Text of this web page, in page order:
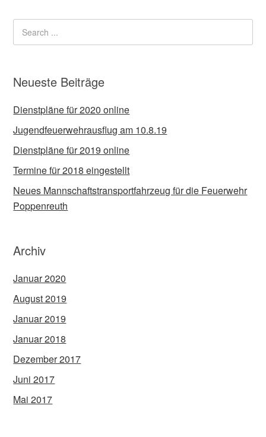
Neueste Beiträge
Dienstpläne für 2020 online
Jugendfeuerwehrausflug am 10.8.19
Dienstpläne für 2019 online
Termine für 2018 eingestellt
Neues Mannschaftstransportfahrzeug für die Feuerwehr
Poppenreuth
Archiv
Januar 2020
August 2019
Januar 2019
Januar 2018
Dezember 2017
Juni 2017
Mai 2017